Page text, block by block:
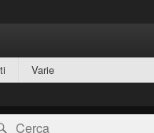
Varie
Cerca